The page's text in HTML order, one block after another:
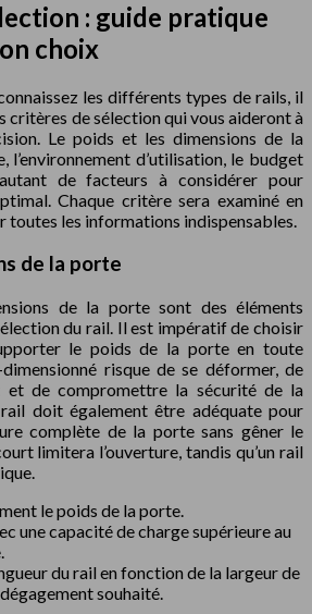
: guide pratique
choix
les différents types de rails, il
critères de sélection qui vous aideront à
Le poids et les dimensions de la
d’utilisation, le budget
de facteurs à considérer pour
Chaque critère sera examiné en
toutes les informations indispensables.
de la porte
de la porte sont des éléments
du rail. Il est impératif de choisir
le poids de la porte en toute
risque de se déformer, de
et de compromettre la sécurité de la
doit également être adéquate pour
complète de la porte sans gêner le
limitera l’ouverture, tandis qu’un rail
le poids de la porte.
une capacité de charge supérieure au
du rail en fonction de la largeur de
souhaité.